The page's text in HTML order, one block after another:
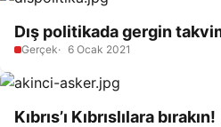
Dış politikada gergin
Gerçek 6 Ocak 2021
Kıbrıs’ı Kıbrıslılara bırakın!